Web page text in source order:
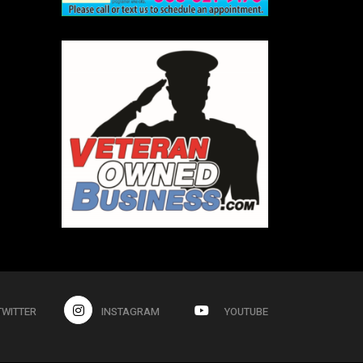
INSTAGRAM YOUTUBE